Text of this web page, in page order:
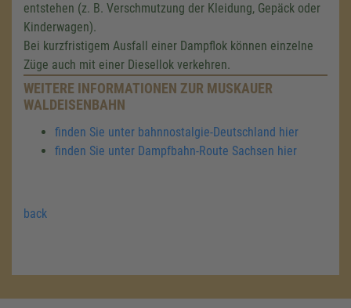
entstehen (z. B. Verschmutzung der Kleidung, Gepäck oder
Kinderwagen).
Bei kurzfristigem Ausfall einer Dampflok können einzelne
Züge auch mit einer Diesellok verkehren.
WEITERE INFORMATIONEN ZUR MUSKAUER
WALDEISENBAHN
finden Sie unter bahnnostalgie-Deutschland hier
finden Sie unter Dampfbahn-Route Sachsen hier
back